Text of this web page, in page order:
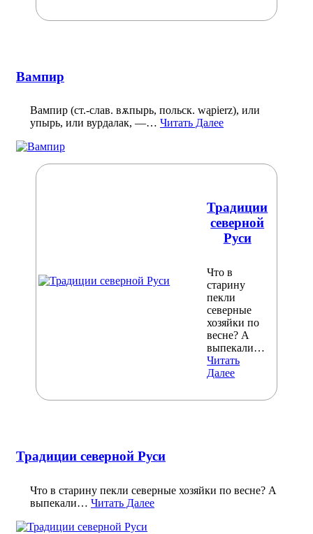
Вампир
Вампир (ст.‑слав. вѫпырь, польск. wąpierz), или
упырь, или вурдалак, —… Читать Далее
Традиции
северной
Руси
Что в
старину
пекли
северные
хозяйки по
весне? А
выпекали…
Читать
Далее
Традиции северной Руси
Что в старину пекли северные хозяйки по весне? А
выпекали… Читать Далее